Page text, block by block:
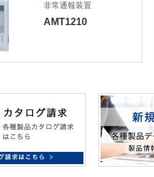
非常通報装置
AMT1210